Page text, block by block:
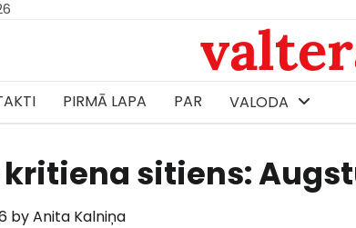
PIRMĀ LAPA PAR VALODA
kritiena sitiens:
byAnita Kalniņa